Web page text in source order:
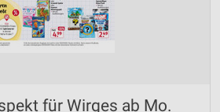
für Wirges ab Mo.